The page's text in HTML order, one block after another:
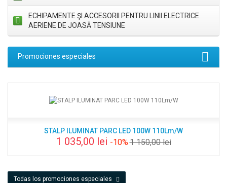
ECHIPAMENTE ŞI ACCESORII PENTRU LINII ELECTRICE
AERIENE DE JOASĂ TENSIUNE
Promociones especiales
STALP ILUMINAT PARC LED 100W 110Lm/W
1 035,00 lei -10%1 150,00 lei
Todas los promociones especiales